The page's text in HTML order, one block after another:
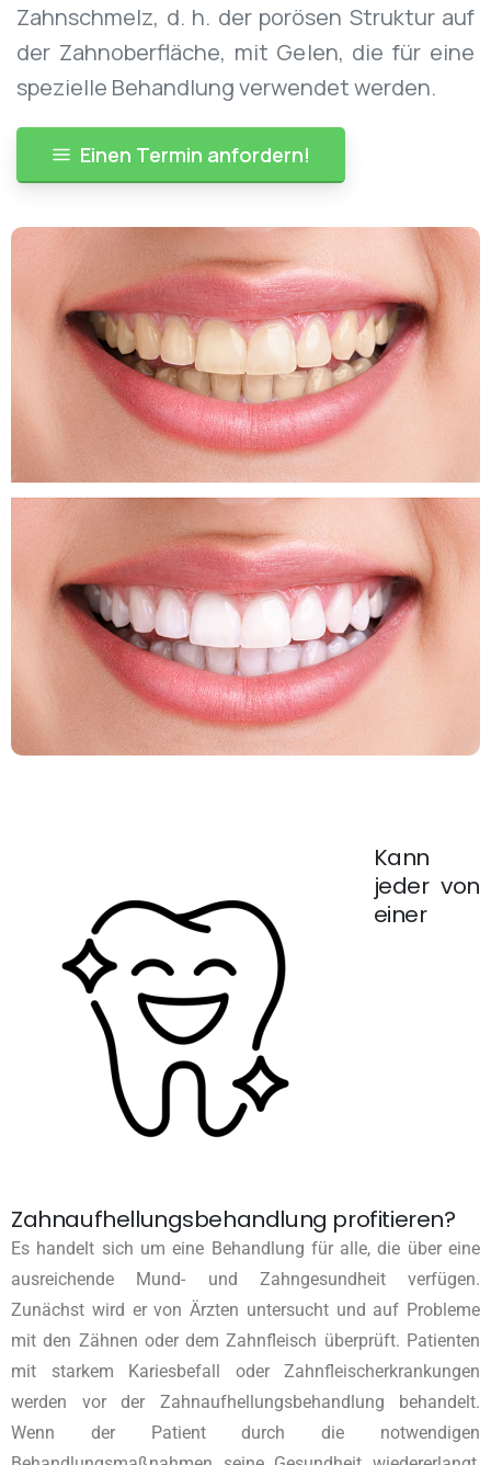
Zahnschmelz, d. h. der porösen Struktur auf
der Zahnoberfläche, mit Gelen, die für eine
spezielle Behandlung verwendet werden.
Einen Termin anfordern!
Kann
jeder von
einer
Zahnaufhellungsbehandlung profitieren?
Es handelt sich um eine Behandlung für alle, die über eine
ausreichende Mund- und Zahngesundheit verfügen.
Zunächst wird er von Ärzten untersucht und auf Probleme
mit den Zähnen oder dem Zahnfleisch überprüft. Patienten
mit starkem Kariesbefall oder Zahnfleischerkrankungen
werden vor der Zahnaufhellungsbehandlung behandelt.
Wenn der Patient durch die notwendigen